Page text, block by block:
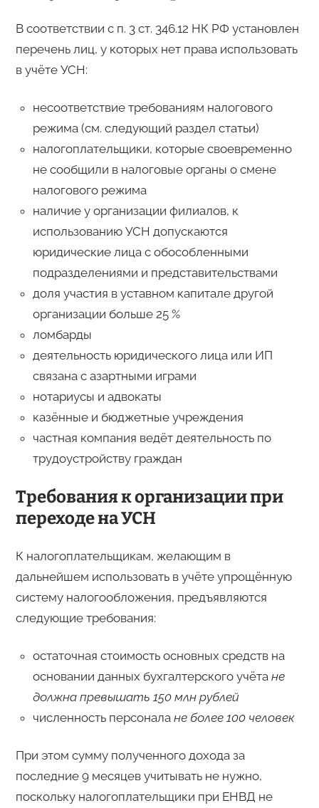
В соответствии с п. 3 ст. 346.12 НК РФ установлен
перечень лиц, у которых нет права использовать
в учёте УСН:
несоответствие требованиям налогового
режима (см. следующий раздел статьи)
налогоплательщики, которые своевременно
не сообщили в налоговые органы о смене
налогового режима
наличие у организации филиалов, к
использованию УСН допускаются
юридические лица с обособленными
подразделениями и представительствами
доля участия в уставном капитале другой
организации больше 25 %
ломбарды
деятельность юридического лица или ИП
связана с азартными играми
нотариусы и адвокаты
казённые и бюджетные учреждения
частная компания ведёт деятельность по
трудоустройству граждан
Требования к организации при
переходе на УСН
К налогоплательщикам, желающим в
дальнейшем использовать в учёте упрощённую
систему налогообложения, предъявляются
следующие требования:
остаточная стоимость основных средств на
основании данных бухгалтерского учёта не
должна превышать 150 млн рублей
численность персонала не более 100 человек
При этом сумму полученного дохода за
последние 9 месяцев учитывать не нужно,
поскольку налогоплательщики при ЕНВД не